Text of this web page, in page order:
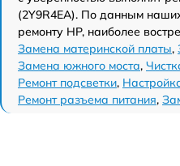
(2Y9R4EA). По данным
ремонту HP, наиболее
Замена материнской платы,
Замена южного моста,
Ремонт подсветки,
Ремонт разъема питания,